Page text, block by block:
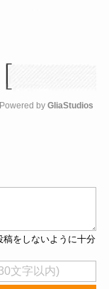
Powered by GliaStudios